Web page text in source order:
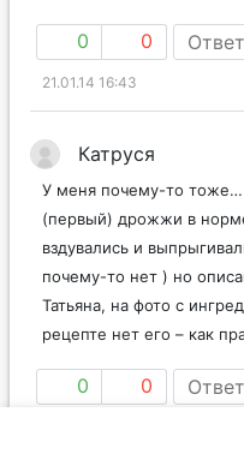
0 0
21.01.14 16:43
Катруся
У меня почему-то
(первый) дрожжи в
вздувались и
почему-то нет ) но
Татьяна, на фото с
рецепте нет его – как
0 0